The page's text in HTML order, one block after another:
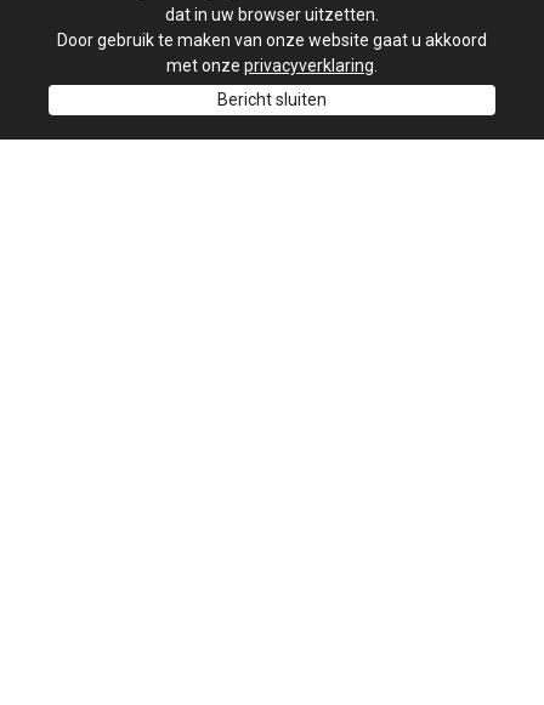
dat in uw browser uitzetten.
Door gebruik te maken van onze website gaat u akkoord
met onze privacyverklaring
Bericht sluiten